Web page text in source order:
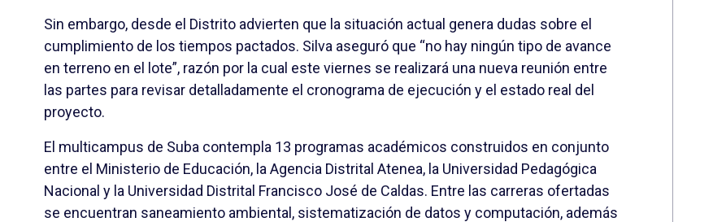
Sin embargo, desde el Distrito advierten que la situación actual genera dudas sobre el
cumplimiento de los tiempos pactados. Silva aseguró que “no hay ningún tipo de avance
en terreno en el lote”, razón por la cual este viernes se realizará una nueva reunión entre
las partes para revisar detalladamente el cronograma de ejecución y el estado real del
proyecto.
El multicampus de Suba contempla 13 programas académicos construidos en conjunto
entre el Ministerio de Educación, la Agencia Distrital Atenea, la Universidad Pedagógica
Nacional y la Universidad Distrital Francisco José de Caldas. Entre las carreras ofertadas
se encuentran saneamiento ambiental, sistematización de datos y computación, además